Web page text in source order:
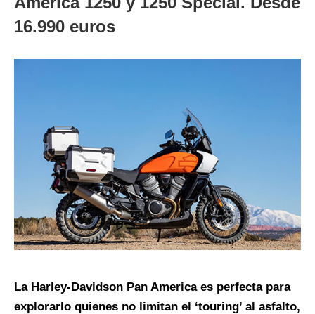
16.990 euros
La Harley-Davidson Pan America es perfecta para
explorarlo quienes no limitan el ‘touring’ al asfalto,